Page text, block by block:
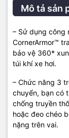
Mô tả sản
– Sử dụng công
CornerArmor™
bảo vệ 360*
túi khí xe hơi.
– Chức năng 3
chuyển, bạn có
chống truyền
hoặc đeo chéo
nặng trên vai.